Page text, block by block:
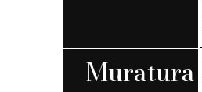
Muratura